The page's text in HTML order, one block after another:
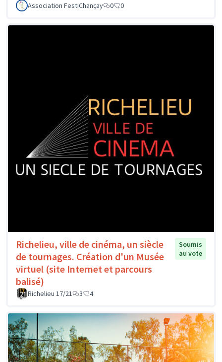
Association FestiChançay
0 0
Richelieu, ville de cinéma, un siècle
de tournages. Création d'un Musée
virtuel (site Internet et parcours
balisé)
Soumis
au vote
Richelieu 17/21 3 4